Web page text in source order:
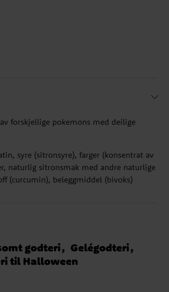
forskjellige pokemons med deilige
syre (sitronsyre), farger (konsentrat av
naturlig sitronsmak med andre naturlige
(curcumin), beleggmiddel (bivoks)
godteri
Gelégodteri
til Halloween